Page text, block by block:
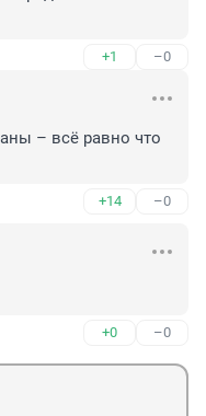
+1 –0
– всё равно что
+14 –0
+0 –0